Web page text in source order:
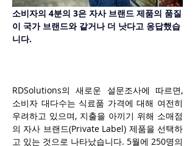
소비자의 4분의 3은 자사 브랜드 제품의 품질
이 국가 브랜드와 같거나 더 낫다고 응답했습
니다.
RDSolutions의 새로운 설문조사에 따르면,
소비자 대다수는 식료품 가격에 대해 여전히
우려하고 있으며, 지출을 아끼기 위해 소매점
의 자사 브랜드(Private Label) 제품을 선택하
고 있는 것으로 나타났습니다. 5월에 250명의